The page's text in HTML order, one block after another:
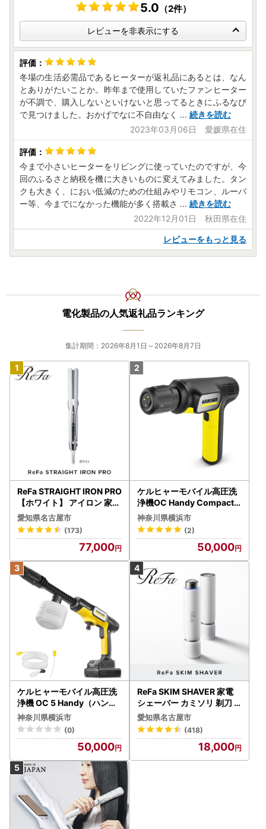
5.0 （2件）
レビューを非表示にする
冬場の生活必需品であるヒーターが返礼品にあるとは、なん
とありがたいことか。昨年まで使用していたファンヒーター
が不調で、購入しないといけないと思ってるときにふるなび
で見つけました。おかげでなに不自由なく ... 続きを読む
2023年03月06日 愛媛県在住
今まで小さいヒーターをリビングに使っていたのですが、今
回のふるさと納税を機に大きいものに変えてみました。タン
クも大きく、におい低減のための仕組みやリモコン、ルーバ
ー等、今までになかった機能が多く搭載さ ... 続きを読む
2022年12月01日 秋田県在住
レビューをもっと見る
電化製品の人気返礼品ランキング
集計期間：2026年8月1日～2026年8月7日
ReFa STRAIGHT IRON PRO
【ホワイト】 アイロン 家電
美容 リファ アイロン
愛知県名古屋市
(173)
77,000
ケルヒャーモバイル高圧洗
浄機OC Handy Compact
（ハンディエア） APV000
7
神奈川県横浜市
(2)
50,000
ケルヒャーモバイル高圧洗
浄機 OC 5 Handy（ハンデ
ィジェット） APV0006
神奈川県横浜市
(0)
50,000
ReFa SKIM SHAVER 家電
シェーバー カミソリ 剃刀
シェーバー
愛知県名古屋市
(418)
18,000